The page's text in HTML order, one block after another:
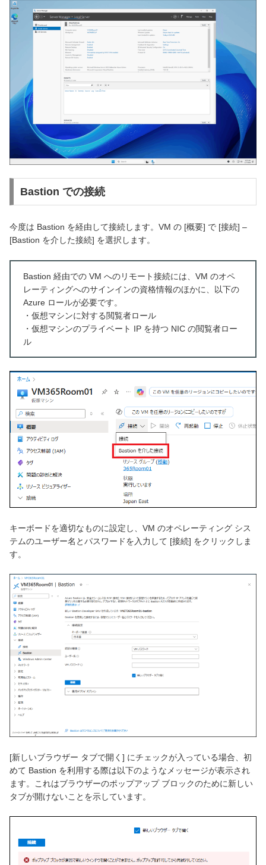
Bastion での接続
今度は Bastion を経由して接続します。VM の [概要] で [接続] –
[Bastion を介した接続] を選択します。
Bastion 経由での VM へのリモート接続には、VM のオペ
レーティングへのサインインの資格情報のほかに、以下の
Azure ロールが必要です。
・仮想マシンに対する閲覧者ロール
・仮想マシンのプライベート IP を持つ NIC の閲覧者ロー
ル
キーボードを適切なものに設定し、VM のオペレーティング シス
テムのユーザー名とパスワードを入力して [接続] をクリックしま
す。
[新しいブラウザー タブで開く] にチェックが入っている場合、初
めて Bastion を利用する際は以下のようなメッセージが表示され
ます。これはブラウザーのポップアップ ブロックのために新しい
タブが開けないことを示しています。